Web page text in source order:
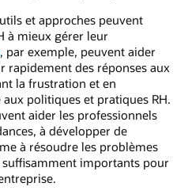
et approches peuvent
à mieux gérer leur
, par exemple, peuvent aider
rapidement des réponses aux
la frustration et en
politiques et pratiques RH.
aider les professionnels
à développer de
à résoudre les problèmes
importants pour